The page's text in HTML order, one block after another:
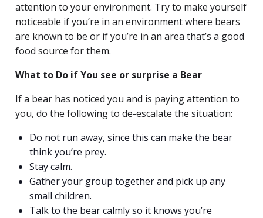
attention to your environment. Try to make yourself
noticeable if you’re in an environment where bears
are known to be or if you’re in an area that’s a good
food source for them.
What to Do if You see or surprise a Bear
If a bear has noticed you and is paying attention to
you, do the following to de-escalate the situation:
Do not run away, since this can make the bear
think you’re prey.
Stay calm.
Gather your group together and pick up any
small children.
Talk to the bear calmly so it knows you’re